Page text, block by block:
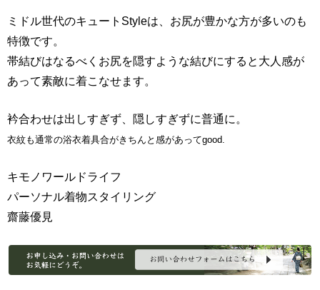
ミドル世代のキュートStyleは、お尻が豊かな方が多いのも
特徴です。
帯結びはなるべくお尻を隠すような結びにすると大人感が
あって素敵に着こなせます。
衿合わせは出しすぎず、隠しすぎずに普通に。
衣紋も通常の浴衣着具合がきちんと感があってgood.
キモノワールドライフ
パーソナル着物スタイリング
齋藤優見